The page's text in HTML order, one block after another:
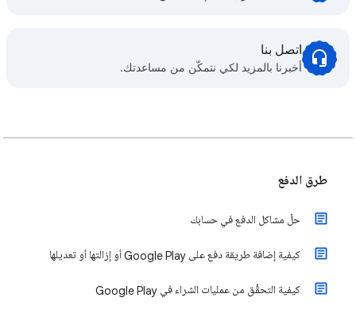
اتصل بنا
أخبرنا بالمزيد لكي نتمكّن من مساعدتك.
طرق الدفع
حلّ مشاكل الدفع في حسابك
كيفية إضافة طريقة دفع على Google Play أو إزالتها أو تعديلها
كيفية التحقُّق من عمليات الشراء في Google Play